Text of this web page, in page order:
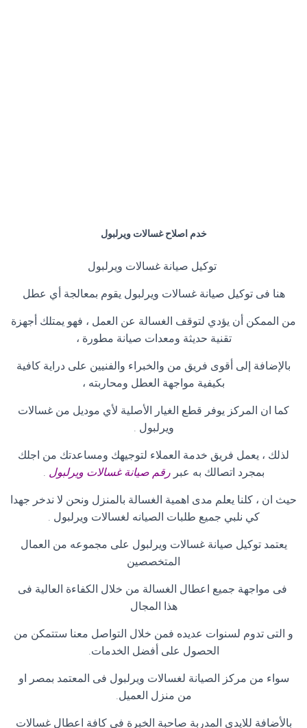
خدم اصلاح غسالات ويرلبول
توكيل صيانة غسالات ويرلبول
هنا فى توكيل صيانة غسالات ويرلبول يقوم بمعالجة أي عطل
من الممكن أن يؤدي لتوقف الغسالة عن العمل ، فهو يمتلك أجهزة
تقنية حديثة ومعدات صيانة مطورة ،
بالإضافة إلى أقوى فريق من والخبراء والفنيين على دراية كافية
بكيفية مواجهة العطل ومحاربته ،
كما ان المركز يوفر قطع الغيار الأصلية لأي موديل من غسالات
ويرلبول .
لذلك ، يعمل فريق خدمة العملاء لتوجيهك ومساعدتك من اجلك
بمجرد اتصالك به عبررقم صيانة غسالات ويرلبول .
حيث ان ، كلنا يعلم مدى اهمية الغسالة بالمنزل ونحن لا ندخر جهدا
كي نلبي جميع طلبات الصيانه لغسالات ويرلبول .
يعتمد توكيل صيانة غسالات ويرلبول على مجموعه من العمال
المتخصصين
فى مواجهة جميع اعطال الغسالة من خلال الكفاءة العالية فى
هذا المجال
و التى تدوم لسنوات عديده فمن خلال التواصل معنا ستتمكن من
الحصول على أفضل الخدمات.
سواء من مركز الصيانة لغسالات ويرلبول فى المعتمد بمصر او
من منزل العميل.
بالأضافة للايدي المدربة صاحبة الخبرة في كافة اعطال غسالات